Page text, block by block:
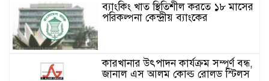
ব্যাংকিং খাত স্থিতিশীল করতে ১৮ মাসের
পরিকল্পনা কেন্দ্রীয় ব্যাংকের
কারখানার উৎপাদন কার্যক্রম সম্পূর্ণ বন্ধ,
জানাল এস আলম কোল্ড রোলড স্টিলস